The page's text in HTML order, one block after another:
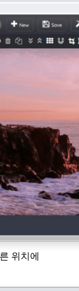
위치에